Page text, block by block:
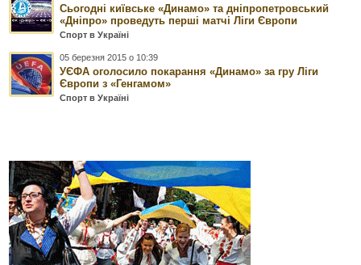
Сьогодні київське «Динамо» та дніпропетровський
«Дніпро» проведуть перші матчі Ліги Європи
Спорт в Україні
05 березня 2015 о 10:39
УЄФА оголосило покарання «Динамо» за гру Ліги
Європи з «Генгамом»
Спорт в Україні